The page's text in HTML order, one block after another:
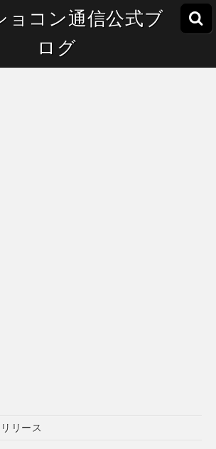
ョコン通信公式ブ
ログ
リース